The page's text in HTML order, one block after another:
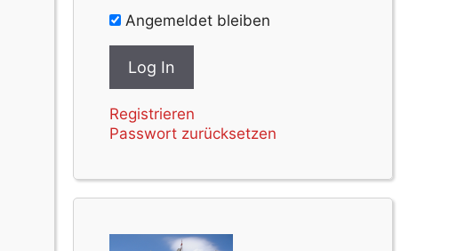
Angemeldet bleiben
Registrieren
Passwort zurücksetzen